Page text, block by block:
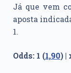
Já que vem
aposta
1.
Odds: 1 (1,90) |